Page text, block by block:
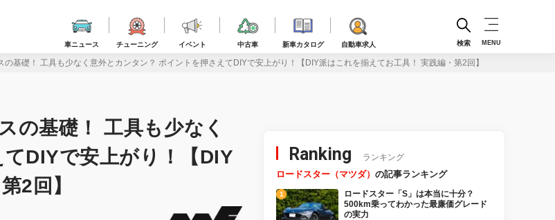
車ニュース チューニング イベント 中古車 新車カタログ 自動車求人 検索 MENU
基礎！ 工具も少なく意外とカンタン？ ポイントを押さえてDIYで安上がり！【DIY派はこれを揃えてお工具！ 実践編・第2回】
の基礎！ 工具も少なく
DIYで安上がり！【DIY
2回】
Ranking ランキング
ロードスター（マツダ） の記事ランキング
ロードスター「S」は本当に十分？
500km乗ってわかった最廉価グレード
の実力